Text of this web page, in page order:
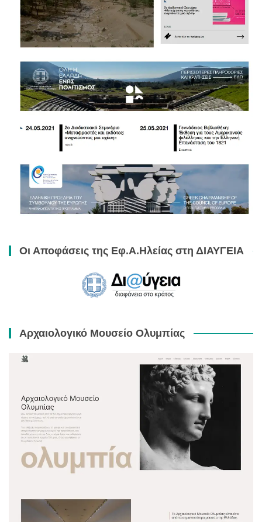
Οι Αποφάσεις της Εφ.Α.Ηλείας στη ΔΙΑΥΓΕΙΑ
Αρχαιολογικό Μουσείο Ολυμπίας